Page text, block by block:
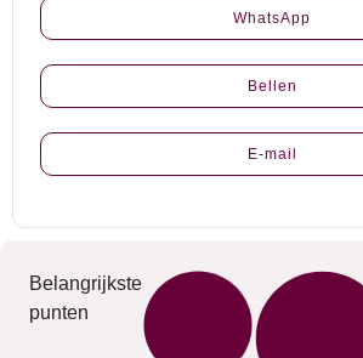
WhatsApp
Bellen
E-mail
Belangrijkste
punten